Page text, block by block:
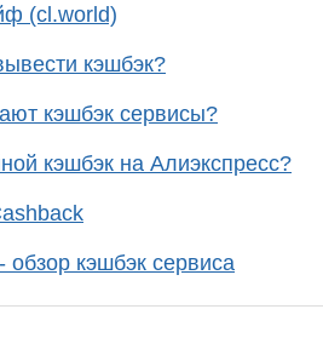
(cl.world)
кэшбэк?
кэшбэк сервисы?
кэшбэк на Алиэкспресс?
обзор кэшбэк сервиса